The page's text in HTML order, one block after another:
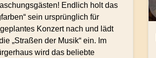
Endlich holt das
sein ursprünglich für
Konzert nach und lädt
„Straßen der Musik“ ein. Im
wird das beliebte